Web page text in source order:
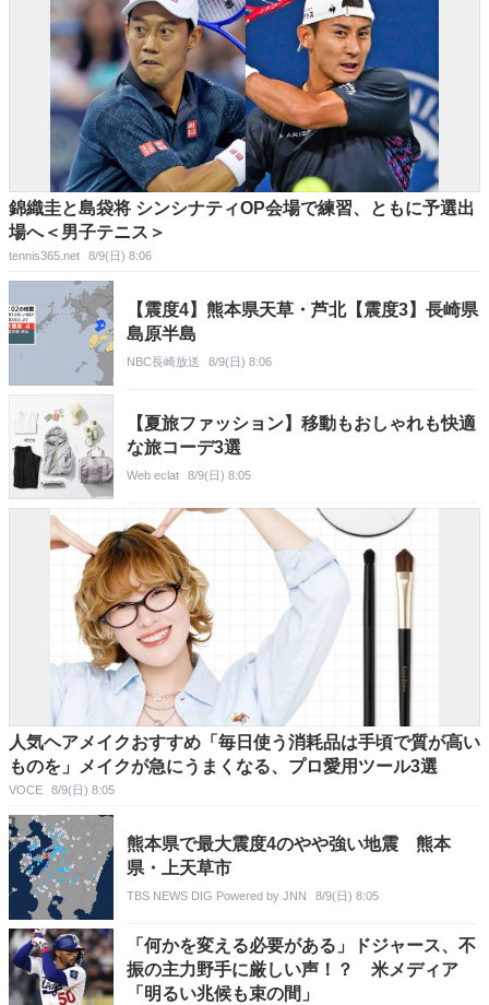
錦織圭と島袋将 シンシナティOP会場で練習、ともに予選出
場へ＜男子テニス＞
tennis365.net 8/9(日) 8:06
【震度4】熊本県天草・芦北【震度3】長崎県
島原半島
NBC長崎放送 8/9(日) 8:06
【夏旅ファッション】移動もおしゃれも快適
な旅コーデ3選
Web eclat 8/9(日) 8:05
人気ヘアメイクおすすめ「毎日使う消耗品は手頃で質が高い
ものを」メイクが急にうまくなる、プロ愛用ツール3選
VOCE 8/9(日) 8:05
熊本県で最大震度4のやや強い地震 熊本
県・上天草市
TBS NEWS DIG Powered by JNN 8/9(日) 8:05
「何かを変える必要がある」ドジャース、不
振の主力野手に厳しい声！？ 米メディア
「明るい兆候も束の間」